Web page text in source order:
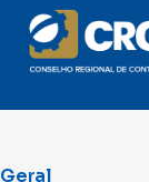
Geral